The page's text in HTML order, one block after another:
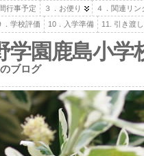
行事予定 ３．お便り
４．関連リン
．学校評価 10．入学準備 11. 引き渡
学園鹿島小学
ブログ